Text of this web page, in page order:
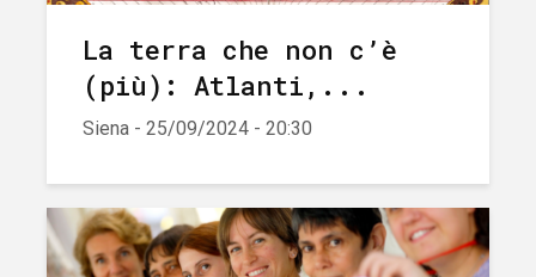
La terra che non c’è
(più): Atlanti,...
Siena - 25/09/2024 - 20:30